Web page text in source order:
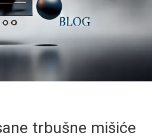
trbušne mišiće